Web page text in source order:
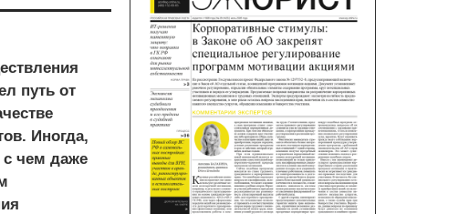
путь от
Иногда,
с чем даже